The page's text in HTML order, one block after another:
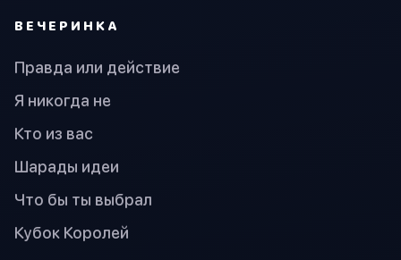
ВЕЧЕРИНКА
Правда или действие
Я никогда не
Кто из вас
Шарады идеи
Что бы ты выбрал
Кубок Королей